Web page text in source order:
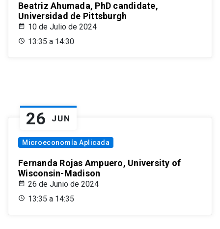
Beatriz Ahumada, PhD candidate,
Universidad de Pittsburgh
10 de Julio de 2024
13:35 a 14:30
26 JUN
Microeconomía Aplicada
Fernanda Rojas Ampuero, University of
Wisconsin-Madison
26 de Junio de 2024
13:35 a 14:35